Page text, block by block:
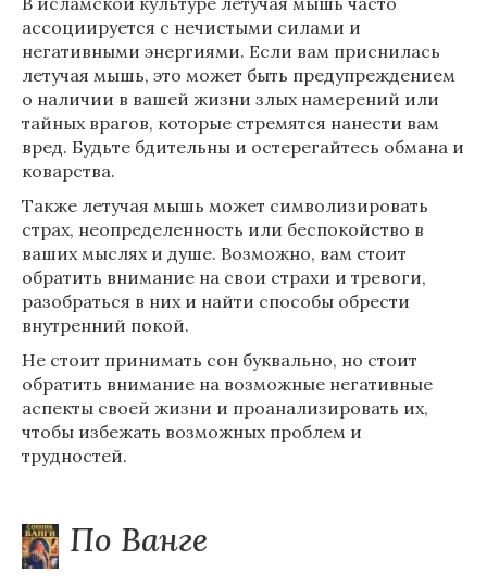
ассоциируется с нечистыми силами и
негативными энергиями. Если вам приснилась
летучая мышь, это может быть предупреждением
о наличии в вашей жизни злых намерений или
тайных врагов, которые стремятся нанести вам
вред. Будьте бдительны и остерегайтесь обмана и
коварства.
Также летучая мышь может символизировать
страх, неопределенность или беспокойство в
ваших мыслях и душе. Возможно, вам стоит
обратить внимание на свои страхи и тревоги,
разобраться в них и найти способы обрести
внутренний покой.
Не стоит принимать сон буквально, но стоит
обратить внимание на возможные негативные
аспекты своей жизни и проанализировать их,
чтобы избежать возможных проблем и
трудностей.
По Ванге